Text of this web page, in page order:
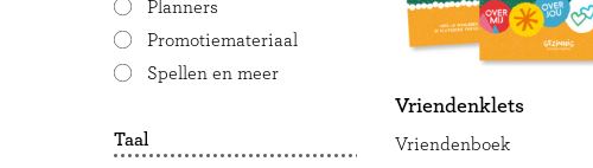
Planners
Promotiemateriaal
Spellen en meer
Taal
Vriendenklets
Vriendenboek